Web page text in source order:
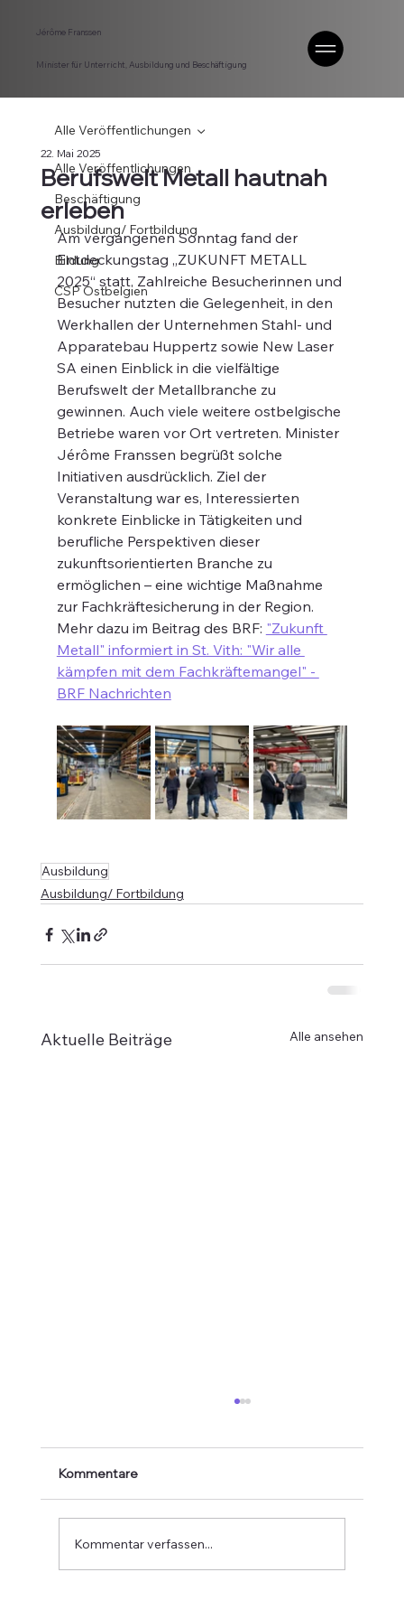
Minister für Unterricht, Ausbildung und Beschäftigung
Jérôme Franssen
Alle Veröffentlichungen
Beschäftigung
Ausbildung/ Fortbildung
Bildung
CSP Ostbelgien
Alle Veröffentlichungen
Berufswelt Metall hautnah
erleben
22. Mai 2025
Am vergangenen Sonntag fand der
Entdeckungstag „ZUKUNFT METALL
2025“ statt. Zahlreiche Besucherinnen und
Besucher nutzten die Gelegenheit, in den
Werkhallen der Unternehmen Stahl- und
Apparatebau Huppertz sowie New Laser
SA einen Einblick in die vielfältige
Berufswelt der Metallbranche zu
gewinnen. Auch viele weitere ostbelgische
Betriebe waren vor Ort vertreten. Minister
Jérôme Franssen begrüßt solche
Initiativen ausdrücklich. Ziel der
Veranstaltung war es, Interessierten
konkrete Einblicke in Tätigkeiten und
berufliche Perspektiven dieser
zukunftsorientierten Branche zu
ermöglichen – eine wichtige Maßnahme
zur Fachkräftesicherung in der Region.
Mehr dazu im Beitrag des BRF: "Zukunft
Metall" informiert in St. Vith: "Wir alle
kämpfen mit dem Fachkräftemangel" -
BRF Nachrichten
Ausbildung
Ausbildung/ Fortbildung
Aktuelle Beiträge Alle ansehen
Kommentare
Kommentar verfassen...